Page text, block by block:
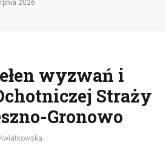
2026
wyzwań i
Straży
Gronowo